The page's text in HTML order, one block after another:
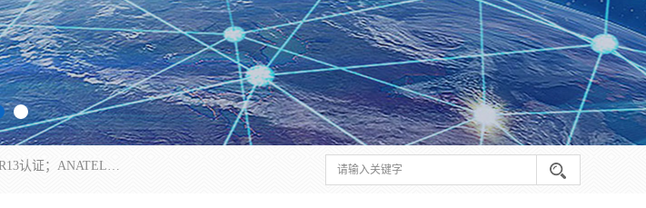
*是一家的测试、评估、检查与认机构，主要从事巴西NR10认证、NR12认证、NR13认证；ANATEL认证、INMTRO认证，欧盟CE认证：MD认证，PED认证，MID认证，ATEX认证，德国蓝色天使认证。